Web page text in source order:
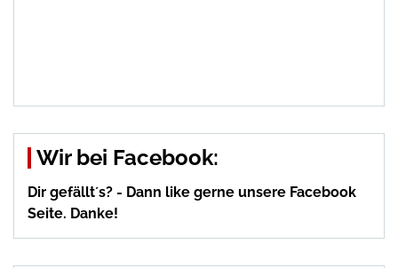
Wir bei Facebook:
Dir gefällt´s? - Dann like gerne unsere Facebook
Seite. Danke!